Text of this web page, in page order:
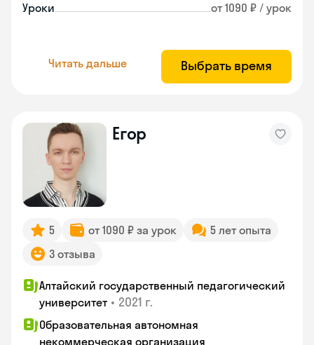
Уроки от 1090 ₽ / урок
Читать дальше Выбрать время
Егор
5 от 1090 ₽ за урок
5 лет опыта
3 отзыва
Алтайский государственный педагогический
университет • 2021 г.
Образовательная автономная
некоммерческая организация